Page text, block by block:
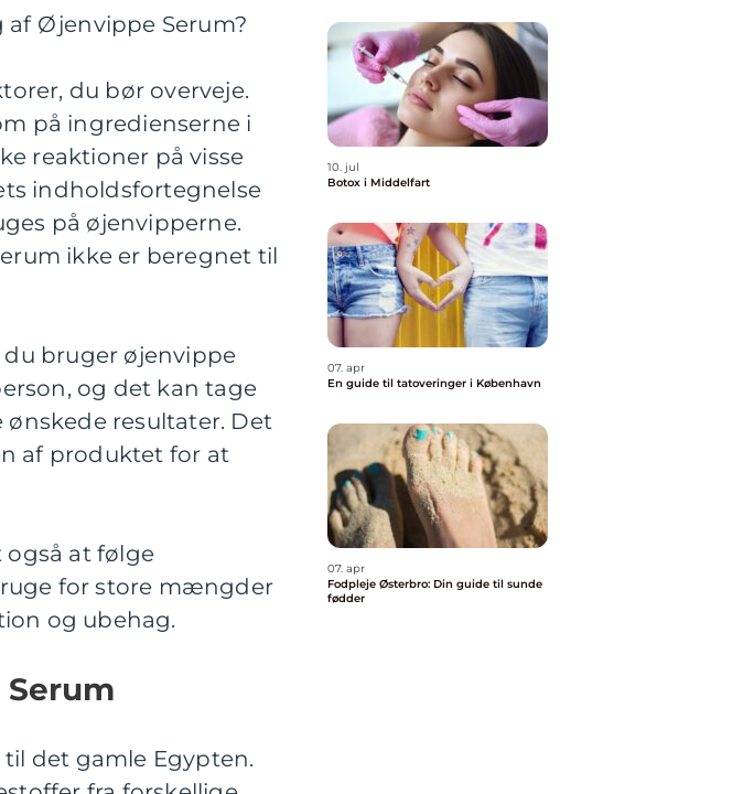
Øjenvippe Serum?
du bør overveje.
på ingredienserne i
reaktioner på visse
indholdsfortegnelse
på øjenvipperne.
ikke er beregnet til
bruger øjenvippe
og det kan tage
resultater. Det
af produktet for at
også at følge
for store mængder
og ubehag.
det gamle Egypten.
10. jul
Botox i Middelfart
07. apr
En guide til tatoveringer i København
07. apr
Fodpleje Østerbro: Din guide til sunde
fødder